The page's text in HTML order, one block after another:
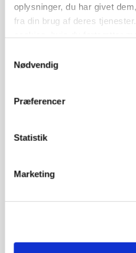
oplysninger, du har givet
fra din brug af deres
Nødvendig
Præferencer
Statistik
Marketing
Rådgiver om DB-Tjek:
store besparelser